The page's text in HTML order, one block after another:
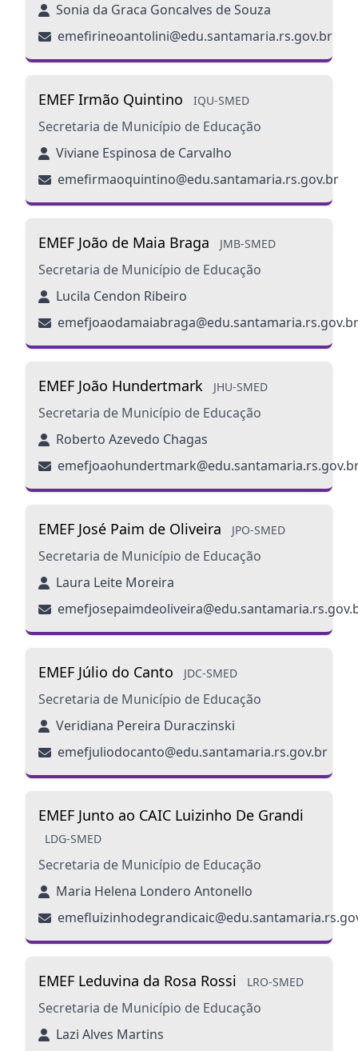
Sonia da Graca Goncalves de Souza
emefirineoantolini@edu.santamaria.rs.gov.br
EMEF Irmão Quintino IQU-SMED
Secretaria de Município de Educação
Viviane Espinosa de Carvalho
emefirmaoquintino@edu.santamaria.rs.gov.br
EMEF João de Maia Braga JMB-SMED
Secretaria de Município de Educação
Lucila Cendon Ribeiro
emefjoaodamaiabraga@edu.santamaria.rs.gov.br
EMEF João Hundertmark JHU-SMED
Secretaria de Município de Educação
Roberto Azevedo Chagas
EMEF José Paim de Oliveira JPO-SMED
Secretaria de Município de Educação
Laura Leite Moreira
EMEF Júlio do Canto JDC-SMED
Secretaria de Município de Educação
Veridiana Pereira Duraczinski
emefjuliodocanto@edu.santamaria.rs.gov.br
EMEF Junto ao CAIC Luizinho De Grandi
LDG-SMED
Secretaria de Município de Educação
Maria Helena Londero Antonello
EMEF Leduvina da Rosa Rossi LRO-SMED
Secretaria de Município de Educação
Lazi Alves Martins